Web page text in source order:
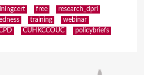
free
research_dpri
training
webinar
CUHKCCOUC policybriefs